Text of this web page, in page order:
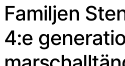
Familjen
4:e